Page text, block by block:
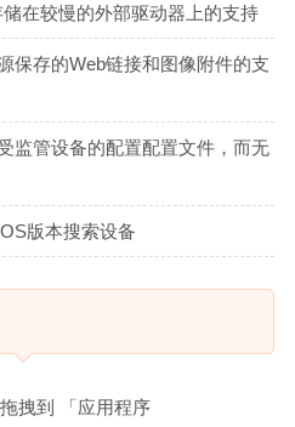
在较慢的外部驱动器上的支持
保存的Web链接和图像附件的支
监管设备的配置配置文件，而无
版本搜索设备
拽到 「应用程序